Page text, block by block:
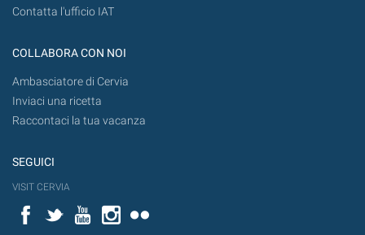
Contatta l'ufficio IAT
COLLABORA CON NOI
Ambasciatore di Cervia
Inviaci una ricetta
Raccontaci la tua vacanza
SEGUICI
VISIT CERVIA
FacebookTwitterYouTubeInstagram